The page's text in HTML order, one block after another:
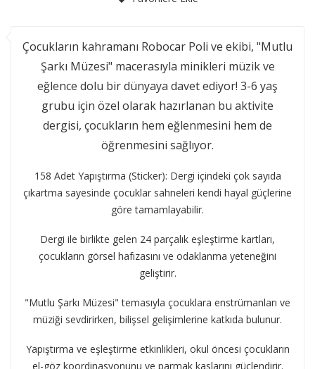
​Çocukların kahramanı Robocar Poli ve ekibi, "Mutlu
Şarkı Müzesi" macerasıyla minikleri müzik ve
eğlence dolu bir dünyaya davet ediyor! 3-6 yaş
grubu için özel olarak hazırlanan bu aktivite
dergisi, çocukların hem eğlenmesini hem de
öğrenmesini sağlıyor.
​158 Adet Yapıştırma (Sticker): Dergi içindeki çok sayıda
çıkartma sayesinde çocuklar sahneleri kendi hayal güçlerine
göre tamamlayabilir.
Dergi ile birlikte gelen 24 parçalık eşleştirme kartları,
çocukların görsel hafızasını ve odaklanma yeteneğini
geliştirir.
​"Mutlu Şarkı Müzesi" temasıyla çocuklara enstrümanları ve
müziği sevdirirken, bilişsel gelişimlerine katkıda bulunur.
Yapıştırma ve eşleştirme etkinlikleri, okul öncesi çocukların
el-göz koordinasyonunu ve parmak kaslarını güçlendirir.